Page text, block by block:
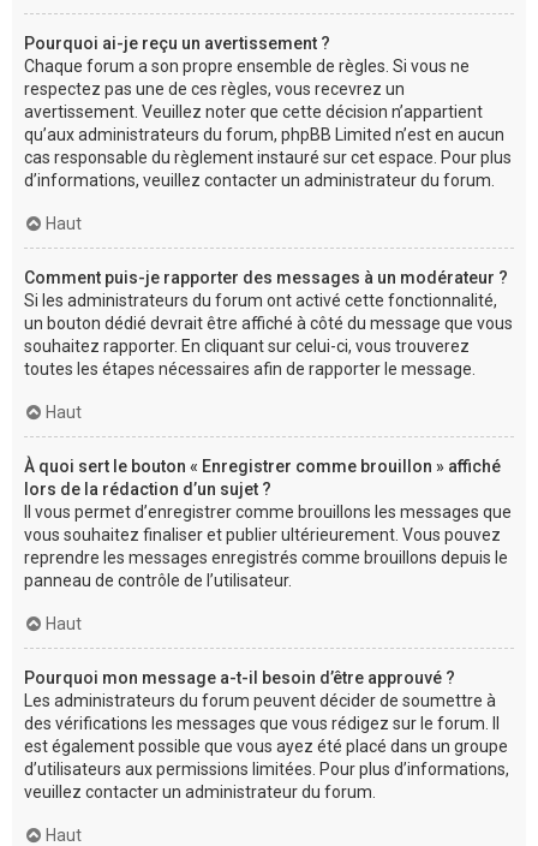
Pourquoi ai-je reçu un avertissement ?
Chaque forum a son propre ensemble de règles. Si vous ne
respectez pas une de ces règles, vous recevrez un
avertissement. Veuillez noter que cette décision n’appartient
qu’aux administrateurs du forum, phpBB Limited n’est en aucun
cas responsable du règlement instauré sur cet espace. Pour plus
d’informations, veuillez contacter un administrateur du forum.
Haut
Comment puis-je rapporter des messages à un modérateur ?
Si les administrateurs du forum ont activé cette fonctionnalité,
un bouton dédié devrait être affiché à côté du message que vous
souhaitez rapporter. En cliquant sur celui-ci, vous trouverez
toutes les étapes nécessaires afin de rapporter le message.
Haut
À quoi sert le bouton « Enregistrer comme brouillon » affiché
lors de la rédaction d’un sujet ?
Il vous permet d’enregistrer comme brouillons les messages que
vous souhaitez finaliser et publier ultérieurement. Vous pouvez
reprendre les messages enregistrés comme brouillons depuis le
panneau de contrôle de l’utilisateur.
Haut
Pourquoi mon message a-t-il besoin d’être approuvé ?
Les administrateurs du forum peuvent décider de soumettre à
des vérifications les messages que vous rédigez sur le forum. Il
est également possible que vous ayez été placé dans un groupe
d’utilisateurs aux permissions limitées. Pour plus d’informations,
veuillez contacter un administrateur du forum.
Haut